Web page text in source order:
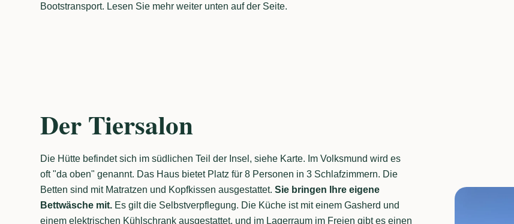
Bootstransport. Lesen Sie mehr weiter unten auf der Seite.
Der Tiersalon
Die Hütte befindet sich im südlichen Teil der Insel, siehe Karte. Im Volksmund wird es
oft "da oben" genannt. Das Haus bietet Platz für 8 Personen in 3 Schlafzimmern. Die
Betten sind mit Matratzen und Kopfkissen ausgestattet.Sie bringen Ihre eigene
Bettwäsche mit. Es gilt die Selbstverpflegung. Die Küche ist mit einem Gasherd und
einem elektrischen Kühlschrank ausgestattet, und im Lagerraum im Freien gibt es einen